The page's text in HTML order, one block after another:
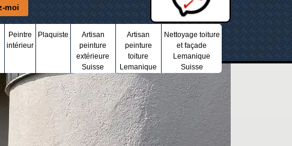
Peintre
intérieur
Plaquiste
Artisan
peinture
extérieure
Suisse
Artisan
peinture
toiture
Lemanique
Nettoyage toiture
et façade
Lemanique
Suisse